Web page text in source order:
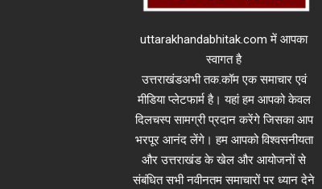
uttarakhandabhitak.com में आपका
स्वागत है
उत्तराखंडअभी तक.कॉम एक समाचार एवं
मीडिया प्लेटफार्म है। यहां हम आपको केवल
दिलचस्प सामग्री प्रदान करेंगे जिसका आप
भरपूर आनंद लेंगे। हम आपको विश्वसनीयता
और उत्तराखंड के खेल और आयोजनों से
संबंधित सभी नवीनतम समाचारों पर ध्यान देने